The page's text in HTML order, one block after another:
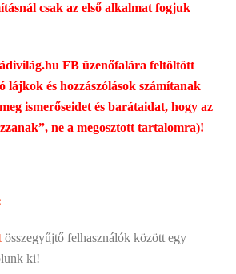
csak az első alkalmat fogjuk
FB üzenőfalára feltöltött
lájkok és hozzászólások számítanak
ismerőseidet és barátaidat, hogy az
ne a megosztott tartalomra)!
összegyűjtő felhasználók között egy
ki!